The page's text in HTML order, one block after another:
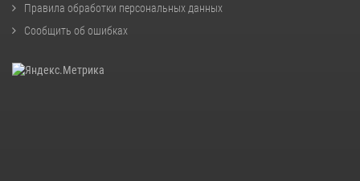
Правила обработки персональных данных
Сообщить об ошибках